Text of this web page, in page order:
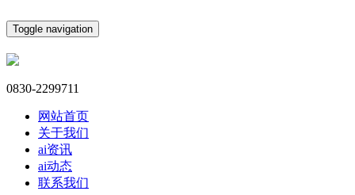
Toggle navigation
0830-2299711
网站首页
关于我们
ai资讯
ai动态
联系我们